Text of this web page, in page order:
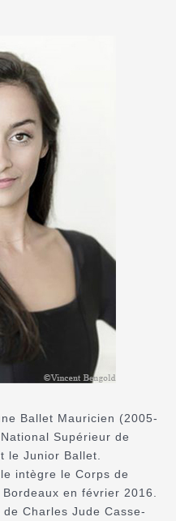
Ballet Mauricien (2005-
Supérieur de
le Junior Ballet.
intègre le Corps de
en février 2016.
Charles Jude Casse-